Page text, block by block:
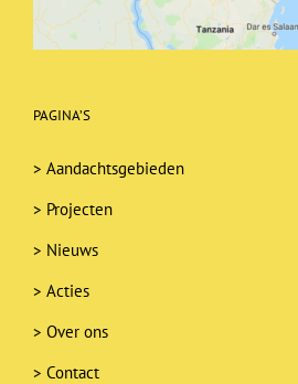
PAGINA’S
> Aandachtsgebieden
> Projecten
> Nieuws
> Acties
> Over ons
> Contact